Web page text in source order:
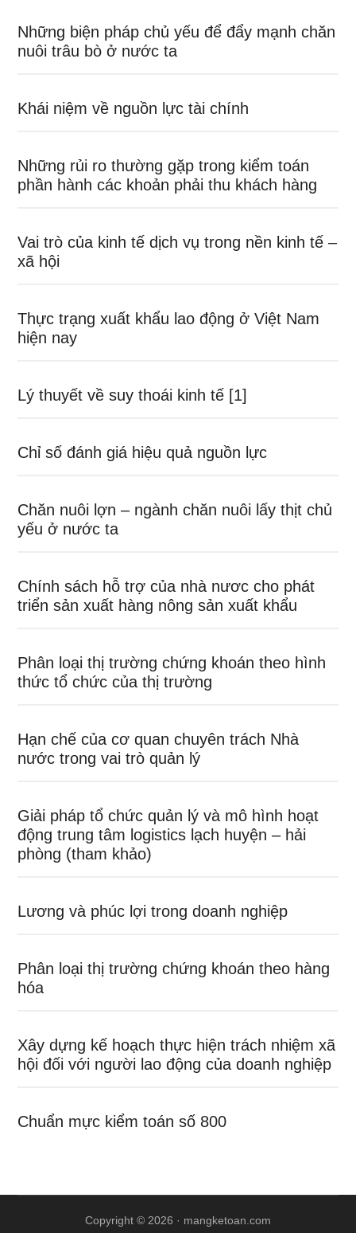
Những biện pháp chủ yếu để đẩy mạnh chăn
nuôi trâu bò ở nước ta
Khái niệm về nguồn lực tài chính
Những rủi ro thường gặp trong kiểm toán
phần hành các khoản phải thu khách hàng
Vai trò của kinh tế dịch vụ trong nền kinh tế –
xã hội
Thực trạng xuất khẩu lao động ở Việt Nam
hiện nay
Lý thuyết về suy thoái kinh tế [1]
Chỉ số đánh giá hiệu quả nguồn lực
Chăn nuôi lợn – ngành chăn nuôi lấy thịt chủ
yếu ở nước ta
Chính sách hỗ trợ của nhà nươc cho phát
triển sản xuất hàng nông sản xuất khẩu
Phân loại thị trường chứng khoán theo hình
thức tổ chức của thị trường
Hạn chế của cơ quan chuyên trách Nhà
nước trong vai trò quản lý
Giải pháp tổ chức quản lý và mô hình hoạt
động trung tâm logistics lạch huyện – hải
phòng (tham khảo)
Lương và phúc lợi trong doanh nghiệp
Phân loại thị trường chứng khoán theo hàng
hóa
Xây dựng kế hoạch thực hiện trách nhiệm xã
hội đối với người lao động của doanh nghiệp
Chuẩn mực kiểm toán số 800
Copyright © 2026 · mangketoan.com